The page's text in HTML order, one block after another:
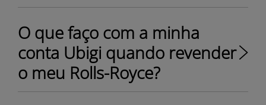
O que faço com a minha
conta Ubigi quando revender
o meu Rolls-Royce?